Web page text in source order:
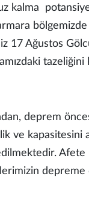
kalma
17 Ağustos
tazeliğini
deprem
ve
Afete